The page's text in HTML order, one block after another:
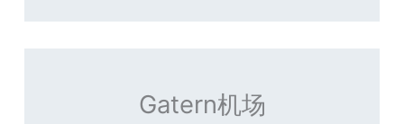
Gatern机场